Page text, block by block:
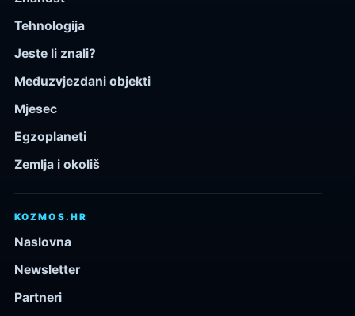
Tehnologija
Jeste li znali?
Međuzvjezdani objekti
Mjesec
Egzoplaneti
Zemlja i okoliš
KOZMOS.HR
Naslovna
Newsletter
Partneri